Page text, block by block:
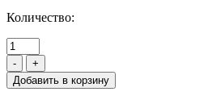
Количество:
- +